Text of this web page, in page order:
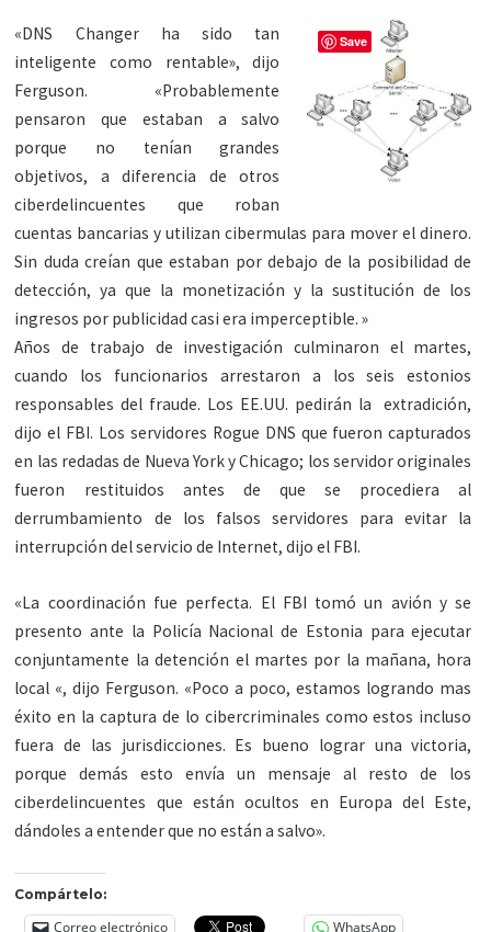
«DNS Changer ha sido tan
inteligente como rentable», dijo
Ferguson. «Probablemente
pensaron que estaban a salvo
porque no tenían grandes
objetivos, a diferencia de otros
ciberdelincuentes que roban
cuentas bancarias y utilizan cibermulas para mover el dinero.
Sin duda creían que estaban por debajo de la posibilidad de
detección, ya que la monetización y la sustitución de los
ingresos por publicidad casi era imperceptible. »
Años de trabajo de investigación culminaron el martes,
cuando los funcionarios arrestaron a los seis estonios
responsables del fraude. Los EE.UU. pedirán la extradición,
dijo el FBI. Los servidores Rogue DNS que fueron capturados
en las redadas de Nueva York y Chicago; los servidor originales
fueron restituidos antes de que se procediera al
derrumbamiento de los falsos servidores para evitar la
interrupción del servicio de Internet, dijo el FBI.
«La coordinación fue perfecta. El FBI tomó un avión y se
presento ante la Policía Nacional de Estonia para ejecutar
conjuntamente la detención el martes por la mañana, hora
local «, dijo Ferguson. «Poco a poco, estamos logrando mas
éxito en la captura de lo cibercriminales como estos incluso
fuera de las jurisdicciones. Es bueno lograr una victoria,
porque demás esto envía un mensaje al resto de los
ciberdelincuentes que están ocultos en Europa del Este,
dándoles a entender que no están a salvo».
Compártelo:
Correo electrónico WhatsApp
Save